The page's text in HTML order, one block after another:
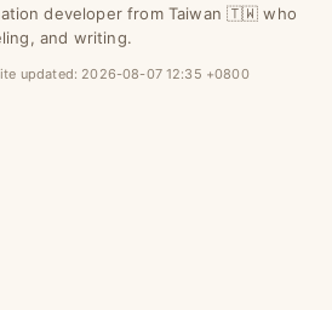
developer from Taiwan 🇹🇼 who
and writing.
updated: 2026-08-07 12:35 +0800